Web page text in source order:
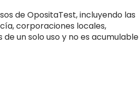
de OpositaTest, incluyendo las
corporaciones locales,
un solo uso y no es acumulable